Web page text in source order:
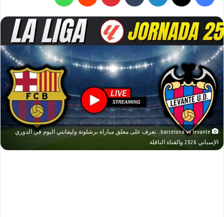
barcelona vs levante.. تعرف على معلق مباراة برشلونة وليفانتي اليوم في الدوري
الإسباني 2026 والقناة الناقلة